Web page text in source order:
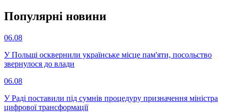
Популярнi новини
06.08
У Польщі осквернили українське місце пам'яти, посольство
звернулося до влади
06.08
У Раді поставили під сумнів процедуру призначення міністра
цифрової трансформації